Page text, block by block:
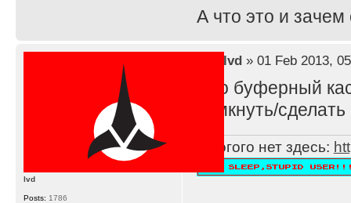
А что это и
lvd» 01 Feb 2013,
Это буферный
замкнуть/
Многого нет здесь:
lvd
Posts: 1786